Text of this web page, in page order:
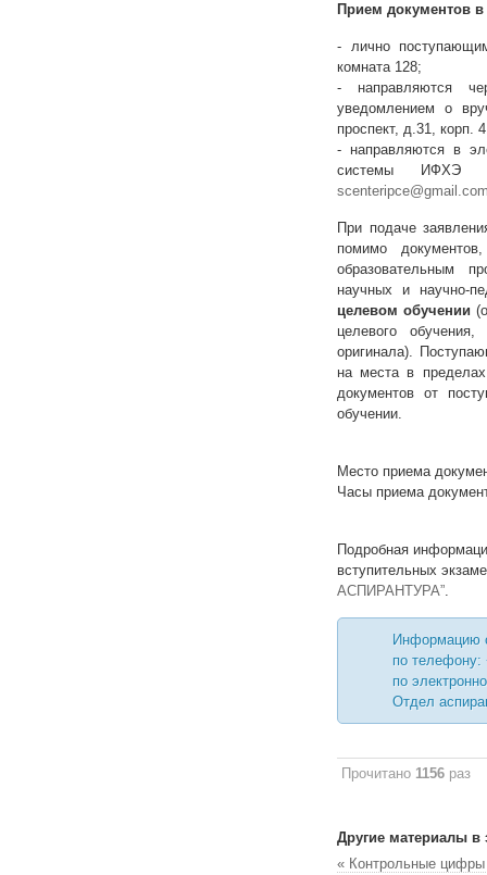
Прием документов
- лично
комната 128;
- направляются
уведомлением о
проспект, д.31,
- направляются в
системы ИФХЭ
При подаче
помимо
образовательным
научных и научно-
целевом обучении
целевого
оригинала).
на места в
документов от
обучении.
Место приема
Часы приема
Подробная
вступительных
АСПИРАНТУРА”.
Информацию
по телефону:
по
Отдел
Прочитано 1156 раз
Другие материалы в
« Контрольные